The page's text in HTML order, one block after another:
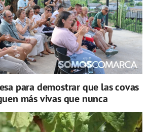
para demostrar que las covas
más vivas que nunca